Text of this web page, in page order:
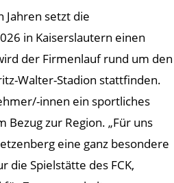
Jahren setzt die
in Kaiserslautern einen
der Firmenlauf rund um den
Walter-Stadion stattfinden.
innen ein sportliches
zur Region. „Für uns
eine ganz besondere
die Spielstätte des FCK,